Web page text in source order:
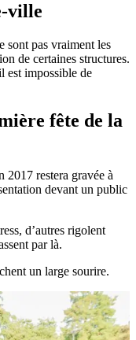
ville
sont pas vraiment les
de certaines structures.
est impossible de
fête de la
2017 restera gravée à
devant un public
d’autres rigolent
par là.
un large sourire.